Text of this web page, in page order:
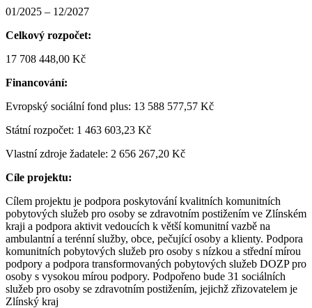
01/2025 – 12/2027
Celkový rozpočet:
17 708 448,00 Kč
Financování:
Evropský sociální fond plus: 13 588 577,57 Kč
Státní rozpočet: 1 463 603,23 Kč
Vlastní zdroje žadatele: 2 656 267,20 Kč
Cíle projektu:
Cílem projektu je podpora poskytování kvalitních komunitních
pobytových služeb pro osoby se zdravotním postižením ve Zlínském
kraji a podpora aktivit vedoucích k větší komunitní vazbě na
ambulantní a terénní služby, obce, pečující osoby a klienty. Podpora
komunitních pobytových služeb pro osoby s nízkou a střední mírou
podpory a podpora transformovaných pobytových služeb DOZP pro
osoby s vysokou mírou podpory. Podpořeno bude 31 sociálních
služeb pro osoby se zdravotním postižením, jejichž zřizovatelem je
Zlínský kraj